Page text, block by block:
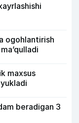
ogohlantirish
maxsus
beradigan 3